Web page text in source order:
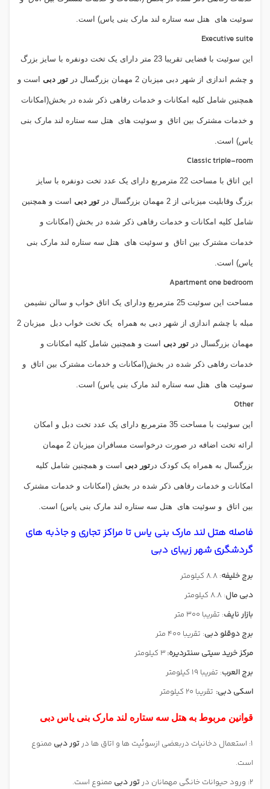
سوئیت های هتل سه ستاره لند مارک بنی یاس) است.
Executive suite
این سوئیت با فضایی تقریبا 23 متر دارای یک تخت دونفره با سایز بزرگ
و چشم اندازی از شهر دبی میزبان 2 مهمان بزرگسال در تور دبی است و
همچنین شامل کلیه امکانات و خدمات رفاهی ذکر شده در بخش(امکانات
و خدمات مشترک بین اتاق و سوئیت های هتل سه ستاره لند مارک بنی
یاس) است.
Classic triple-room
این اتاق با مساحت 22 مترمربع دارای یک عدد تخت دونفره با سایز
بزرگ وقابلیت میزبانی از 2 مهمان بزرگسال در تور دبی است و همچنین
شامل کلیه امکانات و خدمات رفاهی ذکر شده در بخش (امکانات و
خدمات مشترک بین اتاق و سوئیت های هتل سه ستاره لند مارک بنی
یاس) است.
Apartment one bedroom
مساحت این سوئیت 25 مترمربع ودارای یک اتاق خواب و سالن نشیمن
مبله با چشم اندازی از شهر دبی به همراه یک تخت خواب دبل میزبان 2
مهمان بزرگسال در تور دبی است و همچنین شامل کلیه امکانات و
خدمات رفاهی ذکر شده در بخش(امکانات و خدمات مشترک بین اتاق و
سوئیت های هتل سه ستاره لند مارک بنی یاس) است.
Other
این سوئیت با مساحت 35 مترمربع دارای یک عدد تخت دبل و امکان
ارائه تخت اضافه در صورت درخواست مسافران میزبان 2 مهمان
بزرگسال به همراه یک کودک در تور دبی است و همچنین شامل کلیه
امکانات و خدمات رفاهی ذکر شده در بخش (امکانات و خدمات مشترک
بین اتاق و سوئیت های هتل سه ستاره لند مارک بنی یاس) است.
فاصله هتل لند مارک بنی یاس تا مراکز تجاری وجاذبه های
گردشگری شهر زیبای دبی
برج خلیفه: 8.8 کیلومتر
دبی مال: 8.8 کیلومتر
بازار نایف: تقریبا 300 متر
برج دوقلو دبی: تقریبا 400 متر
مرکز خرید سیتی سنتردیره:3 کیلومتر
برج العرب: تفریبا 19 کیلومتر
اسکی دبی: تقریبا 20 کیلومتر
قوانین مربوط به هتل سه ستاره لند مارک بنی یاس دبی
1: استعمال دخانیات دربعضی ازسوئیت ها و اتاق ها در تور دبی ممنوع
است.
2: ورود حیوانات خانگی مهمانان در
تور دبی ممنوع است.